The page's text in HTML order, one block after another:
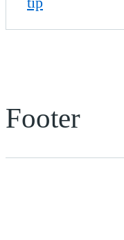
Footer